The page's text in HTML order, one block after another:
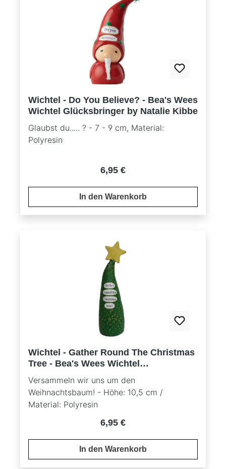
Wichtel - Do You Believe? - Bea's Wees
Wichtel Glücksbringer by Natalie Kibbe
Glaubst du..... ? - 7 - 9 cm, Material:
Polyresin
Regulärer Preis:
6,95 €
In den Warenkorb
Wichtel - Gather Round The Christmas
Tree - Bea's Wees Wichtel
Glücksbringer by Natalie Kibbe
Versammeln wir uns um den
Weihnachtsbaum! - Höhe: 10,5 cm /
Material: Polyresin
Regulärer Preis:
6,95 €
In den Warenkorb